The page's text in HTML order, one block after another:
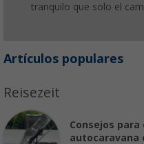
tranquilo que solo el
Artículos populares
Reisezeit
Consejos
autocaravana